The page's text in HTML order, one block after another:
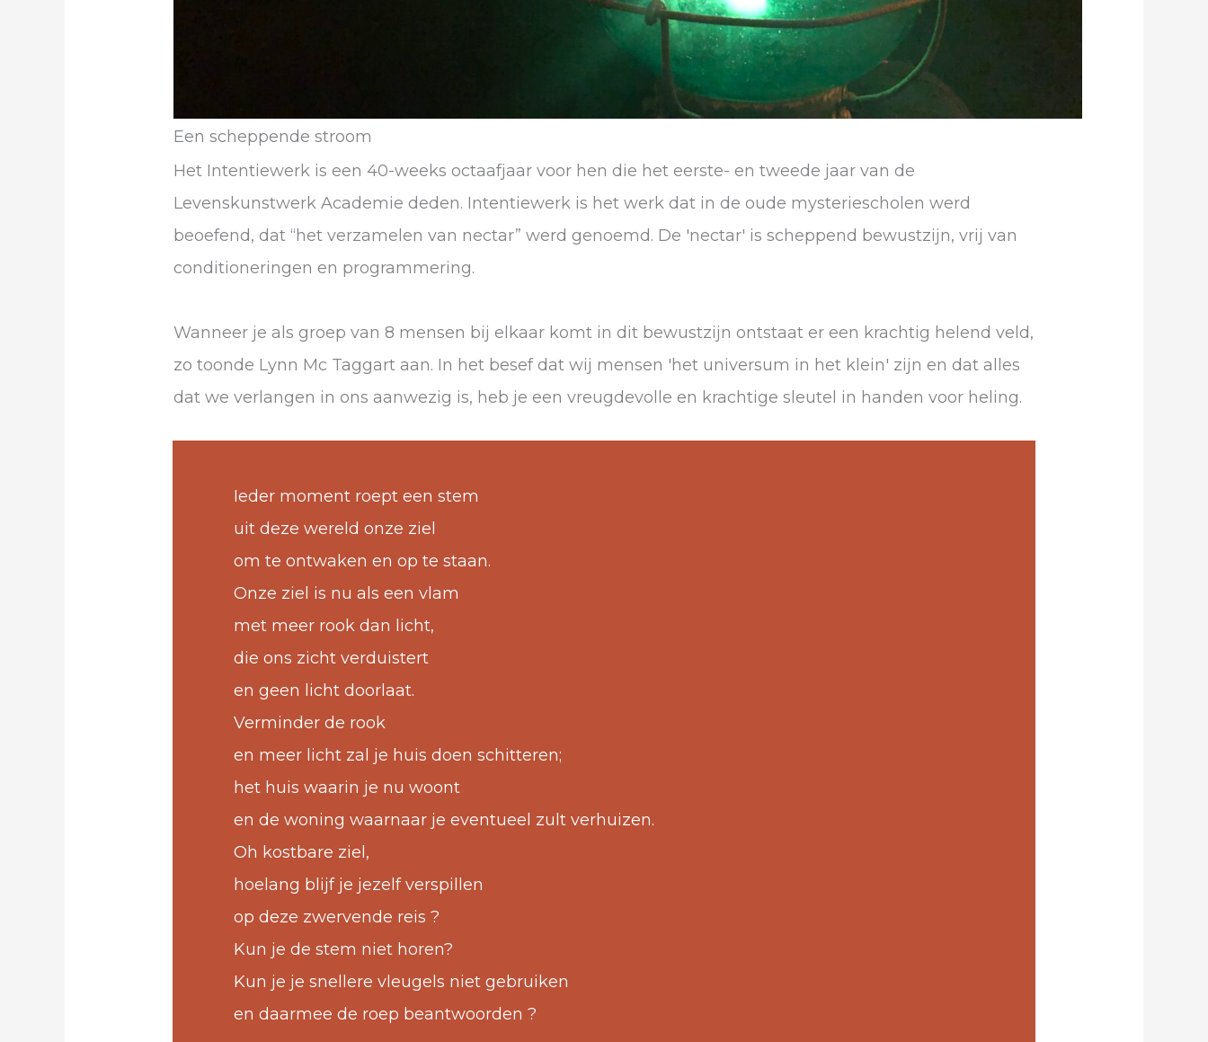
Een scheppende stroom
Het Intentiewerk is een 40-weeks octaafjaar voor hen die het eerste- en tweede jaar van de
Levenskunstwerk Academie deden. Intentiewerk is het werk dat in de oude mysteriescholen werd
beoefend, dat “het verzamelen van nectar” werd genoemd. De 'nectar' is scheppend bewustzijn, vrij van
conditioneringen en programmering.
Wanneer je als groep van 8 mensen bij elkaar komt in dit bewustzijn ontstaat er een krachtig helend veld,
zo toonde Lynn Mc Taggart aan. In het besef dat wij mensen 'het universum in het klein' zijn en dat alles
dat we verlangen in ons aanwezig is, heb je een vreugdevolle en krachtige sleutel in handen voor heling.
Ieder moment roept een stem
uit deze wereld onze ziel
om te ontwaken en op te staan.
Onze ziel is nu als een vlam
met meer rook dan licht,
die ons zicht verduistert
en geen licht doorlaat.
Verminder de rook
en meer licht zal je huis doen schitteren;
het huis waarin je nu woont
en de woning waarnaar je eventueel zult verhuizen.
Oh kostbare ziel,
hoelang blijf je jezelf verspillen
op deze zwervende reis ?
Kun je de stem niet horen?
Kun je je snellere vleugels niet gebruiken
en daarmee de roep beantwoorden ?